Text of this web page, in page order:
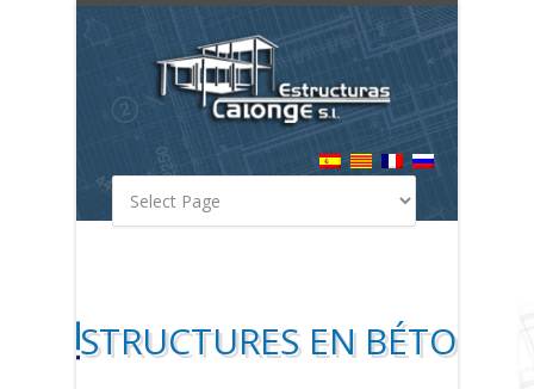
STRUCTURES EN BÉTON